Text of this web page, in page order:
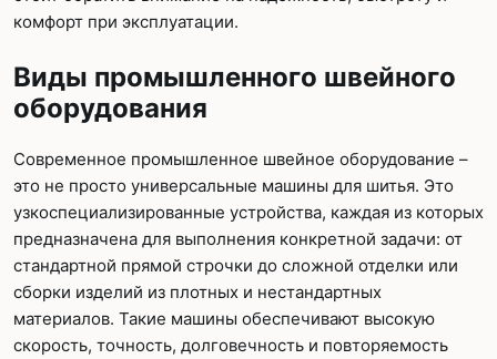
комфорт при эксплуатации.
Виды промышленного швейного
оборудования
Современное промышленное швейное оборудование –
это не просто универсальные машины для шитья. Это
узкоспециализированные устройства, каждая из которых
предназначена для выполнения конкретной задачи: от
стандартной прямой строчки до сложной отделки или
сборки изделий из плотных и нестандартных
материалов. Такие машины обеспечивают высокую
скорость, точность, долговечность и повторяемость